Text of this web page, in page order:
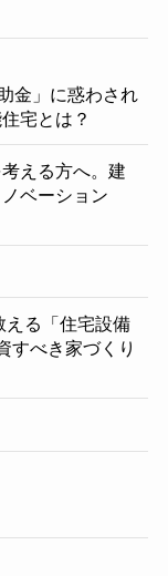
金」に惑わされ
宅とは？
える方へ。建
ベーション
える「住宅設備
すべき家づくり